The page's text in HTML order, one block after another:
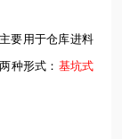
要用于仓库进料
种形式： 基坑式